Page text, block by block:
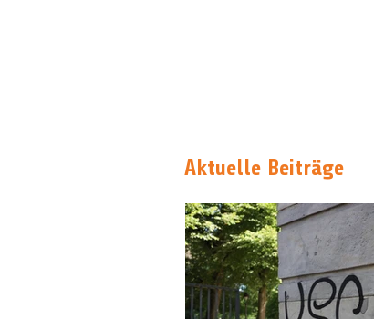
Aktuelle Beiträge